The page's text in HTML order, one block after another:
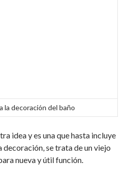
la decoración del baño
idea y es una que hasta incluye
se trata de un viejo
nueva y útil función.